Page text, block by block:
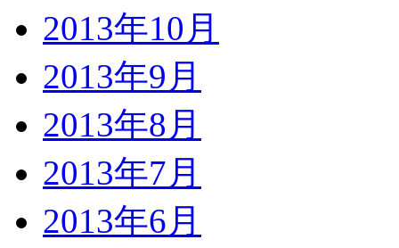
2013年10月
2013年9月
2013年8月
2013年7月
2013年6月